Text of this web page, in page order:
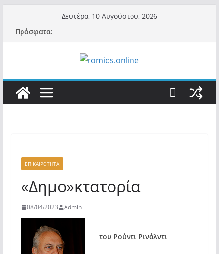
περιεχόμενο
Δευτέρα, 10 Αυγούστου, 2026
Πρόσφατα:
ΕΠΙΚΑΙΡΟΤΗΤΑ
«Δημο»κτατορία
08/04/2023 Admin
του Ρούντι Ρινάλντι